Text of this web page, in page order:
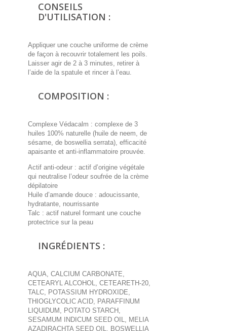
CONSEILS
D'UTILISATION :
Appliquer une couche uniforme de crème
de façon à recouvrir totalement les poils.
Laisser agir de 2 à 3 minutes, retirer à
l’aide de la spatule et rincer à l’eau.
COMPOSITION :
Complexe Védacalm : complexe de 3
huiles 100% naturelle (huile de neem, de
sésame, de boswellia serrata), efficacité
apaisante et anti-inflammatoire prouvée.
Actif anti-odeur : actif d’origine végétale
qui neutralise l’odeur soufrée de la crème
dépilatoire
Huile d’amande douce : adoucissante,
hydratante, nourrissante
Talc : actif naturel formant une couche
protectrice sur la peau
INGRÉDIENTS :
AQUA, CALCIUM CARBONATE,
CETEARYL ALCOHOL, CETEARETH-20,
TALC, POTASSIUM HYDROXIDE,
THIOGLYCOLIC ACID, PARAFFINUM
LIQUIDUM, POTATO STARCH,
SESAMUM INDICUM SEED OIL, MELIA
AZADIRACHTA SEED OIL, BOSWELLIA